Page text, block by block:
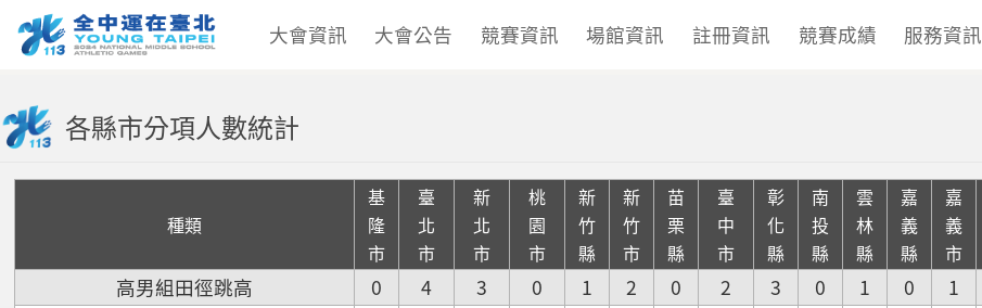
大會資訊 大會公告 競賽資訊 場館資訊 註冊資訊 競賽成績 服務資訊
各縣市分項人數統計
種類
基
隆
市
臺
北
市
新
北
市
桃
園
市
新
竹
縣
新
竹
市
苗
栗
縣
臺
中
市
彰
化
縣
南
投
縣
雲
林
縣
嘉
義
縣
嘉
義
市
高男組田徑跳高 0 4 3 0 1 2 0 2 3 0 1 0 1